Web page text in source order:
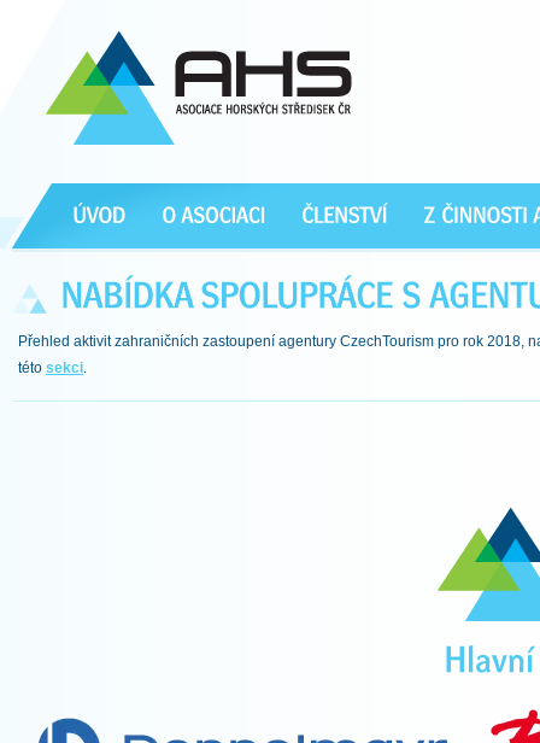
Přehled aktivit zahraničních zastoupení agentury CzechTourism pro rok 2018,
této sekci.